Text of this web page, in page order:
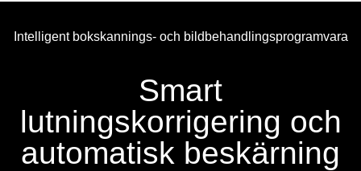
Intelligent bokskannings- och bildbehandlingsprogramvara
Smart
lutningskorrigering och
automatisk beskärning